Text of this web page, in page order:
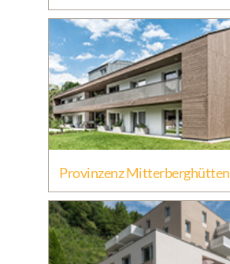
Provinzenz Mitterberghütten